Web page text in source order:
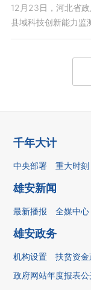
12月23日，河北省
县域科技创新能力监
千年大计
中央部署 重大时刻
雄安新闻
最新播报 全媒中心
雄安政务
机构设置 扶贫资
政府网站年度报表